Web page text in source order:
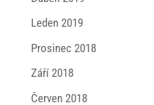
Leden 2019
Prosinec 2018
Září 2018
Červen 2018